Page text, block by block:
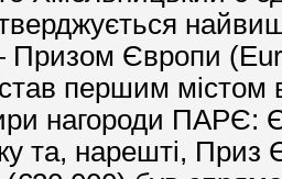
Європи
першим містом в
нагороди
та, нарешті,